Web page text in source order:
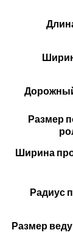
Размер
Ширина
Радиус
Размер